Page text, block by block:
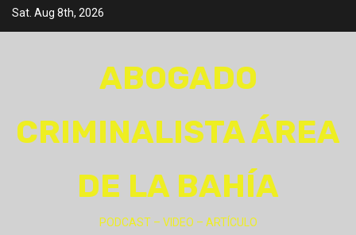
SkipSat. Aug 8th, 2026
ABOGADO
CRIMINALISTA ÁREA
DE LA BAHÍA
PODCAST – VIDEO – ARTÍCULO